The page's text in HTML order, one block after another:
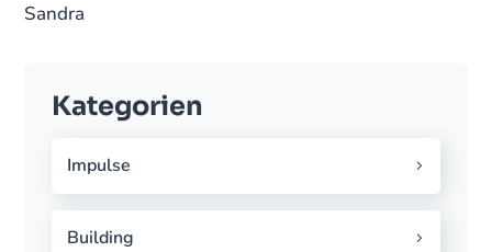
Sandra
Kategorien
Impulse
Building